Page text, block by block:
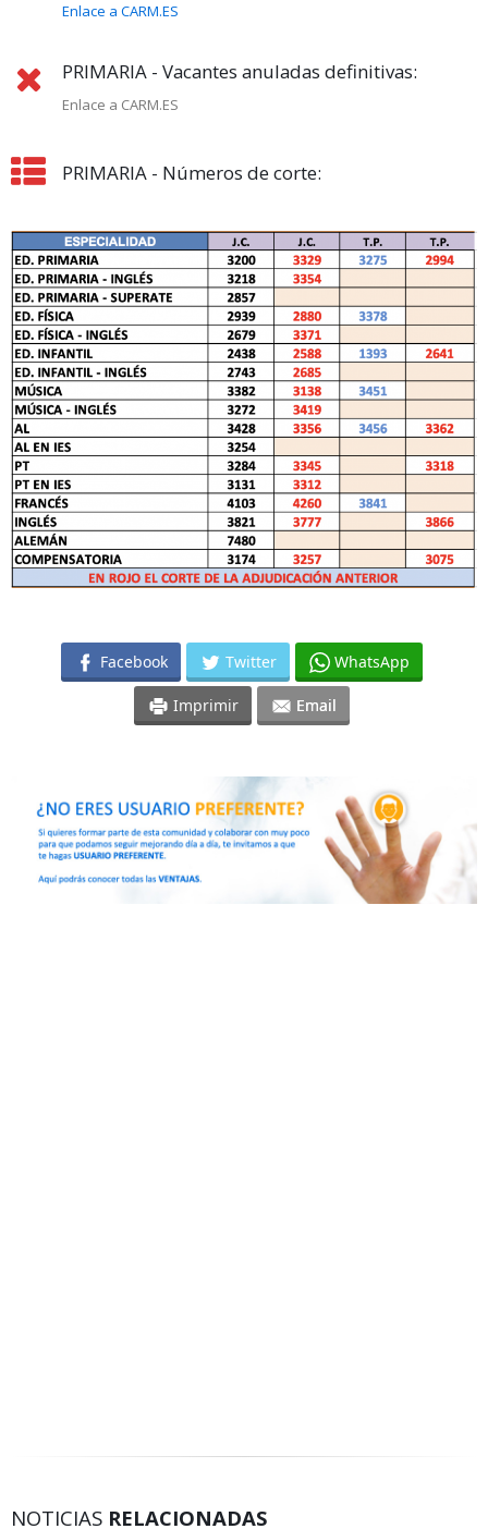
Enlace a CARM.ES
PRIMARIA - Vacantes anuladas definitivas:
Enlace a CARM.ES
PRIMARIA - Números de corte:
Facebook Twitter WhatsApp
Imprimir Email
NOTICIAS RELACIONADAS